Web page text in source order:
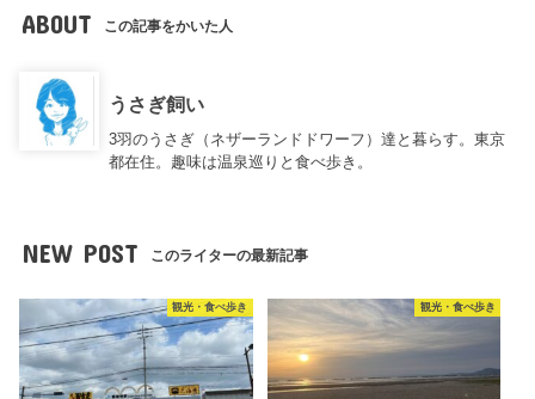
ABOUT この記事をかいた人
うさぎ飼い
3羽のうさぎ（ネザーランドドワーフ）達と暮らす。東京
都在住。趣味は温泉巡りと食べ歩き。
NEW POST このライターの最新記事
観光・食べ歩き 観光・食べ歩き